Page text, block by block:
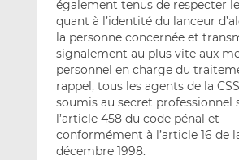
également tenus de respecter
quant à l’identité du lanceur
la personne concernée et
signalement au plus vite aux
personnel en charge du
rappel, tous les agents de la
soumis au secret professionnel
l’article 458 du code pénal et
conformément à l’article 16 de
décembre 1998.